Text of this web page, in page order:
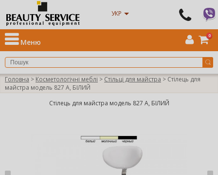
УКР
0
Меню
Головна > Косметологічні меблі > Стільці для майстра > Стілець для
майстра модель 827 А, БІЛИЙ
Стілець для майстра модель 827 А, БІЛИЙ